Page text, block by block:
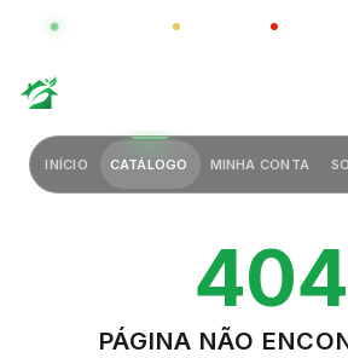
GLOBAL CHINA
INÍCIO CATÁLOGO MINHA CONTA
404
PÁGINA NÃO